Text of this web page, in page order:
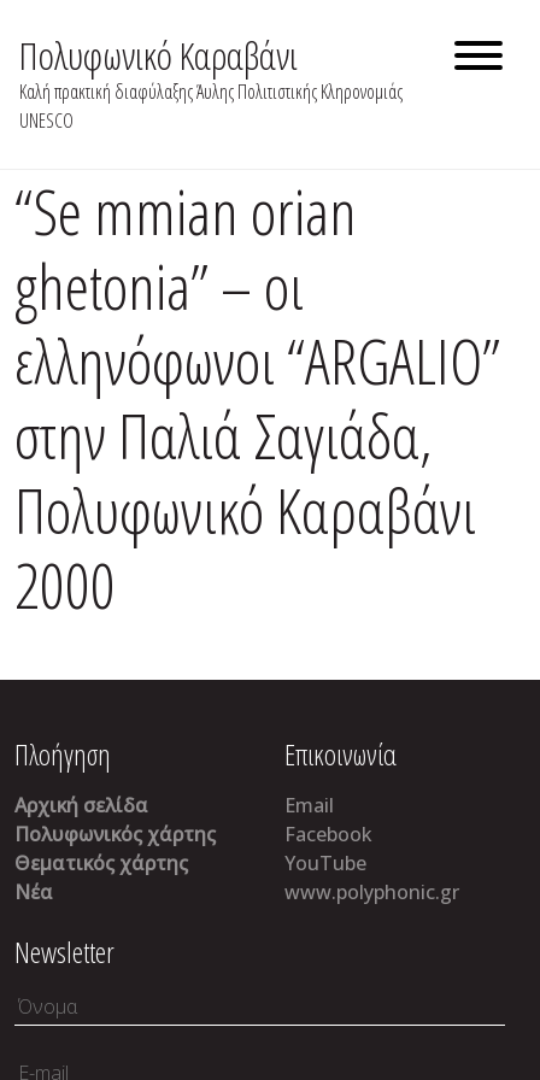
content
Πολυφωνικό Καραβάνι
Καλή πρακτική διαφύλαξης Άυλης Πολιτιστικής Κληρονομιάς
UNESCO
“Se mmian orian
ghetonia” – oι
ελληνόφωνοι “ARGALIO”
στην Παλιά Σαγιάδα,
Πολυφωνικό Καραβάνι
2000
Πλοήγηση
Αρχική σελίδα
Πολυφωνικός χάρτης
Θεματικός χάρτης
Νέα
Επικοινωνία
Email
Facebook
YouTube
www.polyphonic.gr
Newsletter